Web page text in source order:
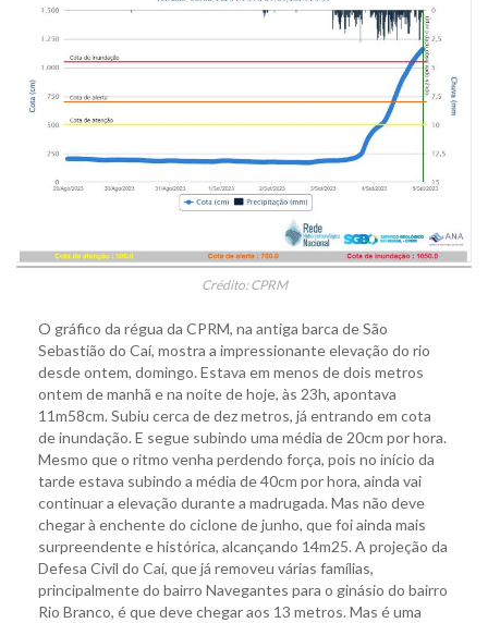
Crédito: CPRM
O gráfico da régua da CPRM, na antiga barca de São
Sebastião do Caí, mostra a impressionante elevação do rio
desde ontem, domingo. Estava em menos de dois metros
ontem de manhã e na noite de hoje, às 23h, apontava
11m58cm. Subiu cerca de dez metros, já entrando em cota
de inundação. E segue subindo uma média de 20cm por hora.
Mesmo que o ritmo venha perdendo força, pois no início da
tarde estava subindo a média de 40cm por hora, ainda vai
continuar a elevação durante a madrugada. Mas não deve
chegar à enchente do ciclone de junho, que foi ainda mais
surpreendente e histórica, alcançando 14m25. A projeção da
Defesa Civil do Caí, que já removeu várias famílias,
principalmente do bairro Navegantes para o ginásio do bairro
Rio Branco, é que deve chegar aos 13 metros. Mas é uma